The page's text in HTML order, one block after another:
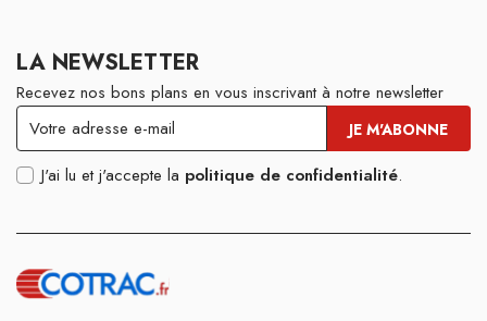
LA NEWSLETTER
Recevez nos bons plans en vous inscrivant à notre newsletter
J'ai lu et j'accepte la politique de confidentialité.